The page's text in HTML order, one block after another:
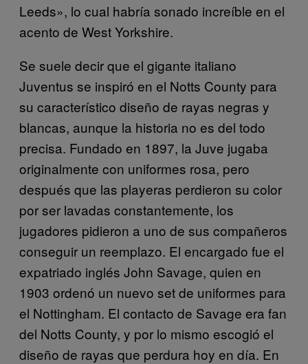
Leeds», lo cual habría sonado increíble en el
acento de West Yorkshire.
Se suele decir que el gigante italiano
Juventus se inspiró en el Notts County para
su característico diseño de rayas negras y
blancas, aunque la historia no es del todo
precisa. Fundado en 1897, la Juve jugaba
originalmente con uniformes rosa, pero
después que las playeras perdieron su color
por ser lavadas constantemente, los
jugadores pidieron a uno de sus compañeros
conseguir un reemplazo. El encargado fue el
expatriado inglés John Savage, quien en
1903 ordenó un nuevo set de uniformes para
el Nottingham. El contacto de Savage era fan
del Notts County, y por lo mismo escogió el
diseño de rayas que perdura hoy en día. En